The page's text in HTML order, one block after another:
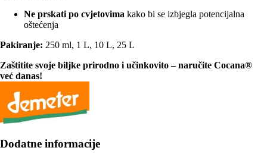
Ne prskati po cvjetovima kako bi se izbjegla potencijalna
oštećenja
Pakiranje: 250 ml, 1 L, 10 L, 25 L
Zaštitite svoje biljke prirodno i učinkovito – naručite Cocana®
već danas!
Dodatne informacije